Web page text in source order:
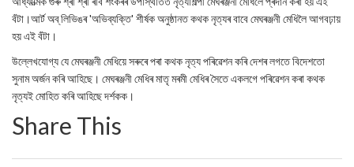
বঁটা।আৰ্ট অব্ লিভিঙৰ 'অভিব্যক্তি' শীৰ্ষক অনুষ্ঠানত কথক নৃত্যৰ বাবে মেঘৰঞ্জনী মেধিলৈ আগবঢ়ায়
হয় এই বঁটা।
উল্লেখযোগ্য যে মেঘৰঞ্জনী মেধিয়ে সৰুৰে পৰা কথক নৃত্য পৰিৱেশন কৰি দেশৰ লগতে বিদেশতো
সুনাম অৰ্জন কৰি আহিছে। মেঘৰঞ্জনী মেধিৰ মাতৃ মৰমী মেধিৰ সৈতে একলগে পৰিৱেশন কৰা কথক
নৃত্যই মোহিত কৰি আহিছে দৰ্শকক।
Share This